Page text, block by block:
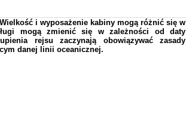
i wyposażenie kabiny mogą różnić się w
mogą zmienić się w zależności od daty
rejsu zaczynają obowiązywać zasady
danej linii oceanicznej.